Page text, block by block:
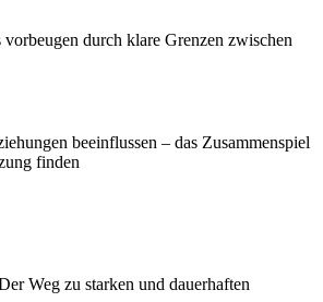
vorbeugen durch klare Grenzen zwischen
beeinflussen – das Zusammenspiel
finden
Weg zu starken und dauerhaften